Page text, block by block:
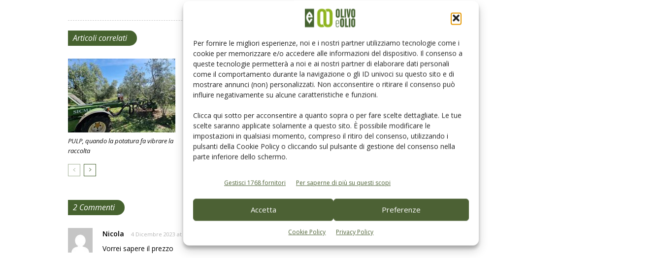
Per fornire le migliori esperienze, noi e i nostri partner utilizziamo tecnologie come i
cookie per memorizzare e/o accedere alle informazioni del dispositivo. Il consenso a
queste tecnologie permetterà a noi e ai nostri partner di elaborare dati personali
come il comportamento durante la navigazione o gli ID univoci su questo sito e di
mostrare annunci (non) personalizzati. Non acconsentire o ritirare il consenso può
influire negativamente su alcune caratteristiche e funzioni.
Clicca qui sotto per acconsentire a quanto sopra o per fare scelte dettagliate. Le tue
scelte saranno applicate solamente a questo sito. È possibile modificare le
impostazioni in qualsiasi momento, compreso il ritiro del consenso, utilizzando i
pulsanti della Cookie Policy o cliccando sul pulsante di gestione del consenso nella
parte inferiore dello schermo.
Gestisci 1768 fornitori Per saperne di più su questi scopi
Accetta Preferenze
Cookie Policy Privacy Policy
Articoli correlati
PULP, quando la potatura fa vibrare la
raccolta
Robolio, il robot olivicoltore che
rivoluziona la raccolta delle olive
Caratterizzazione dinamica mediante
prove di vibrazione
2 Commenti
Nicola 4 Dicembre 2023 at 9:55
Vorrei sapere il prezzo